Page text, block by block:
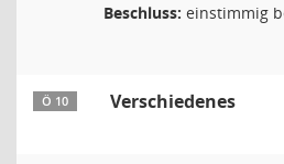
Beschluss: einstimmig
Ö 10 Verschiedenes